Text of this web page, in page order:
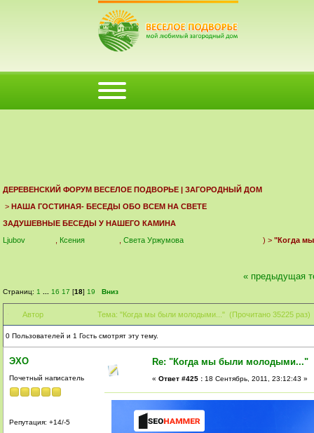
КАЛЕНДАРЬ ВОЙТИ РЕГИСТРАЦИЯ
ДЕРЕВЕНСКИЙ ФОРУМ ВЕСЕЛОЕ ПОДВОРЬЕ | ЗАГОРОДНЫЙ ДОМ
> НАША ГОСТИНАЯ- БЕСЕДЫ ОБО ВСЕМ НА СВЕТЕ
ЗАДУШЕВНЫЕ БЕСЕДЫ У НАШЕГО КАМИНА
Ljubov
Ксения Света Уржумова ) > "Когда
Страниц: 1 16 17 [18] 19 Вниз
« предыдущая
Автор Тема: "Когда мы были молодыми..." (Прочитано 35225 раз)
0 Пользователей и 1 Гость смотрят эту тему.
ЭХО
Почетный написатель
Репутация: +14/-5
Re: "Когда мы были молодыми..."
« Ответ #425 : 18 Сентябрь, 2011, 23:12:43 »